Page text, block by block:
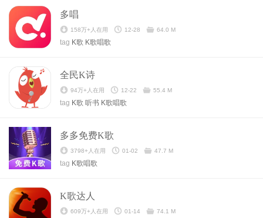
多唱
158万+人在用 12-28 64.0 M
tag K歌 K歌唱歌
全民K诗
94万+人在用 12-22 55.4 M
tag K歌 听书 K歌唱歌
多多免费K歌
3798+人在用 01-02 47.7 M
tag K歌唱歌
K歌达人
609万+人在用 01-14 74.1 M